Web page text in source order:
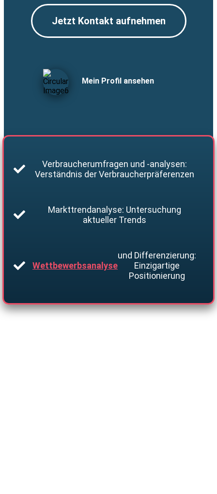
Jetzt Kontakt aufnehmen
Mein Profil ansehen
Verbraucherumfragen und -analysen:
Verständnis der Verbraucherpräferenzen
Markttrendanalyse: Untersuchung
aktueller Trends
Wettbewerbsanalyse
und Differenzierung:
Einzigartige
Positionierung